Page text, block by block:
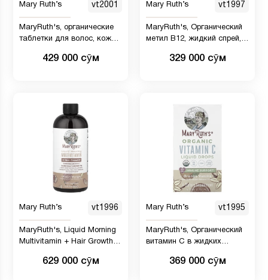
Mary Ruth’s vt2001
MaryRuth's, органические
таблетки для волос, кожи и
2500 мкг, 60 жевательных
429 000 сӯм
Mary Ruth’s vt1997
MaryRuth's, Органический
метил B12, жидкий спрей,
329 000 сӯм
Mary Ruth’s vt1996
MaryRuth's, Liquid Morning
Multivitamin + Hair Growth,
629 000 сӯм
Mary Ruth’s vt1995
MaryRuth's, Органический
витамин C в жидких
120 мл369 000 сӯм